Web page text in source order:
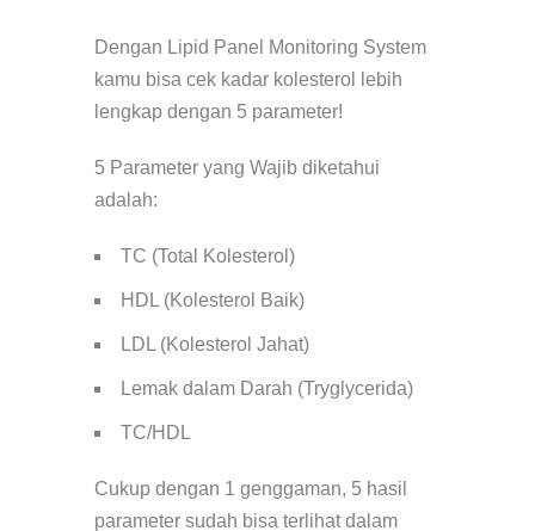
Dengan Lipid Panel Monitoring System
kamu bisa cek kadar kolesterol lebih
lengkap dengan 5 parameter!
5 Parameter yang Wajib diketahui
adalah:
TC (Total Kolesterol)
HDL (Kolesterol Baik)
LDL (Kolesterol Jahat)
Lemak dalam Darah (Tryglycerida)
TC/HDL
Cukup dengan 1 genggaman, 5 hasil
parameter sudah bisa terlihat dalam